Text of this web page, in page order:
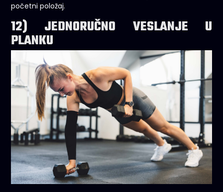
početni položaj.
12) JEDNORUČNO VESLANJE U
PLANKU